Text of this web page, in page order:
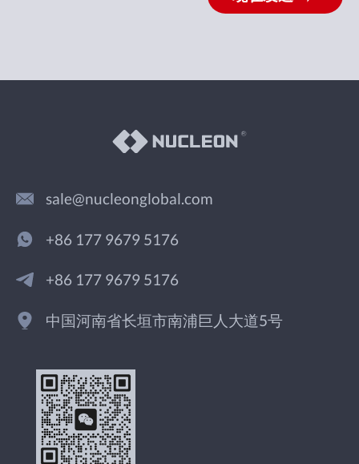
sale@nucleonglobal.com
+86 177 9679 5176
+86 177 9679 5176
中国河南省长垣市南浦巨人大道5号